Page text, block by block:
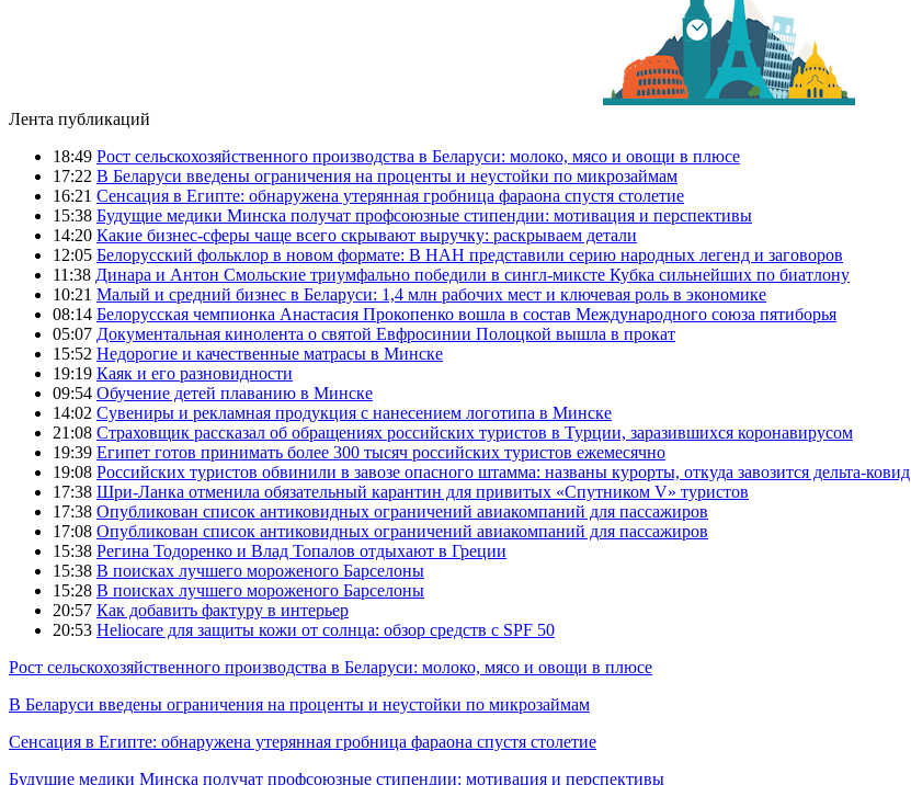
Лента публикаций
18:49 Рост сельскохозяйственного производства в Беларуси: молоко, мясо и овощи в плюсе
17:22 В Беларуси введены ограничения на проценты и неустойки по микрозаймам
16:21 Сенсация в Египте: обнаружена утерянная гробница фараона спустя столетие
15:38 Будущие медики Минска получат профсоюзные стипендии: мотивация и перспективы
14:20 Какие бизнес-сферы чаще всего скрывают выручку: раскрываем детали
12:05 Белорусский фольклор в новом формате: В НАН представили серию народных легенд и заговоров
11:38 Динара и Антон Смольские триумфально победили в сингл-миксте Кубка сильнейших по биатлону
10:21 Малый и средний бизнес в Беларуси: 1,4 млн рабочих мест и ключевая роль в экономике
08:14 Белорусская чемпионка Анастасия Прокопенко вошла в состав Международного союза пятиборья
05:07 Документальная кинолента о святой Евфросинии Полоцкой вышла в прокат
15:52 Недорогие и качественные матрасы в Минске
19:19 Каяк и его разновидности
09:54 Обучение детей плаванию в Минске
14:02 Сувениры и рекламная продукция с нанесением логотипа в Минске
21:08 Страховщик рассказал об обращениях российских туристов в Турции, заразившихся коронавирусом
19:39 Египет готов принимать более 300 тысяч российских туристов ежемесячно
19:08 Российских туристов обвинили в завозе опасного штамма: названы курорты, откуда завозится дельта-ковид
17:38 Шри-Ланка отменила обязательный карантин для привитых «Спутником V» туристов
17:38 Опубликован список антиковидных ограничений авиакомпаний для пассажиров
17:08 Опубликован список антиковидных ограничений авиакомпаний для пассажиров
15:38 Регина Тодоренко и Влад Топалов отдыхают в Греции
15:38 В поисках лучшего мороженого Барселоны
15:28 В поисках лучшего мороженого Барселоны
20:57 Как добавить фактуру в интерьер
20:53 Heliocare для защиты кожи от солнца: обзор средств с SPF 50
Рост сельскохозяйственного производства в Беларуси: молоко, мясо и овощи в плюсе
В Беларуси введены ограничения на проценты и неустойки по микрозаймам
Сенсация в Египте: обнаружена утерянная гробница фараона спустя столетие
Будущие медики Минска получат профсоюзные стипендии: мотивация и перспективы